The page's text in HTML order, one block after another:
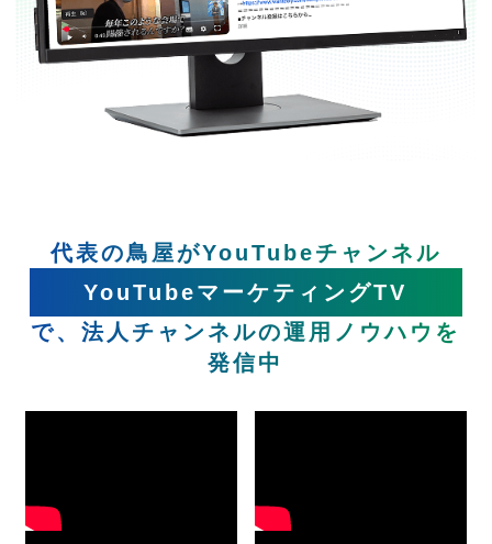
代表の鳥屋がYouTubeチャンネル
YouTubeマーケティングTV
で、法人チャンネルの運用ノウハウを
発信中